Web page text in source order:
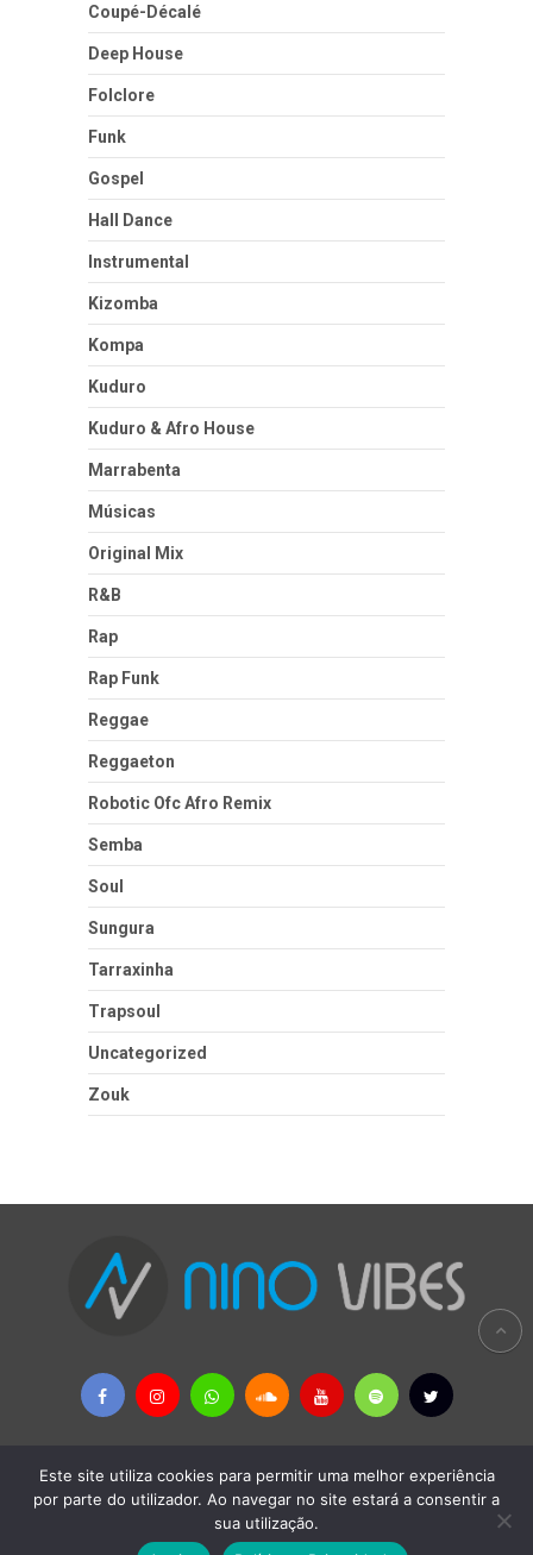
Coupé-Décalé
Deep House
Folclore
Funk
Gospel
Hall Dance
Instrumental
Kizomba
Kompa
Kuduro
Kuduro & Afro House
Marrabenta
Músicas
Original Mix
R&B
Rap
Rap Funk
Reggae
Reggaeton
Robotic Ofc Afro Remix
Semba
Soul
Sungura
Tarraxinha
Trapsoul
Uncategorized
Zouk
Copyright © 2026Nino Vibes - MÚSICAS AFRICANAS & PALOP
Remoção de Conteúdos
-
Este site utiliza cookies para permitir uma melhor experiência
por parte do utilizador. Ao navegar no site estará a consentir a
sua utilização.